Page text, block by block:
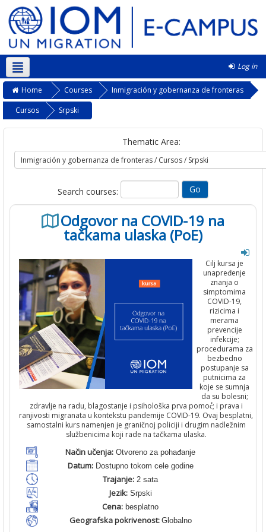
Log in
Kurmanji ‎(kmr)‎
Home Courses
Inmigración y gobernanza de fronteras
Cursos
Srpski
Thematic Area:
Search courses:
Odgovor na COVID-19 na
tačkama ulaska (PoE)
Cilj kursa je
unapređenje
znanja o
simptomima
COVID-19,
rizicima i
merama
prevencije
infekcije;
procedurama za
bezbedno
postupanje sa
putnicima za
koje se sumnja
da su bolesni;
zdravlje na radu, blagostanje i psihološka prva pomoć́; i prava i
ranjivosti migranata u kontekstu pandemije COVID-19. Ovaj besplatni,
samostalni kurs namenjen je graničnoj policiji i drugim nadležnim
službenicima koji rade na tačkama ulaska.
Način učenja: Otvoreno za pohađanje
Datum:Dostupno tokom cele godine
Trajanje: 2 sata
Jezik:Srpski
Cena: besplatno
Geografska pokrivenost: Globalno